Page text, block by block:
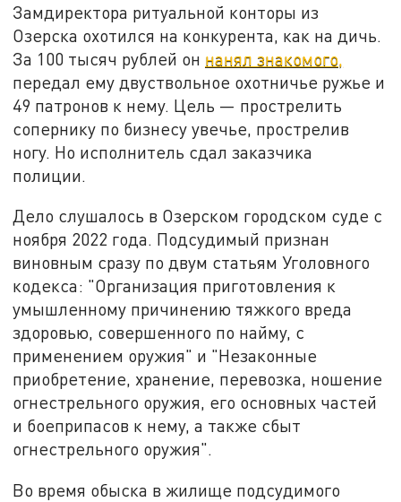
Замдиректора ритуальной конторы из
Озерска охотился на конкурента, как на дичь.
За 100 тысяч рублей он нанял знакомого,
передал ему двуствольное охотничье ружье и
49 патронов к нему. Цель — прострелить
сопернику по бизнесу увечье, прострелив
ногу. Но исполнитель сдал заказчика
полиции.
Дело слушалось в Озерском городском суде с
ноября 2022 года. Подсудимый признан
виновным сразу по двум статьям Уголовного
кодекса: "Организация приготовления к
умышленному причинению тяжкого вреда
здоровью, совершенного по найму, с
применением оружия" и "Незаконные
приобретение, хранение, перевозка, ношение
огнестрельного оружия, его основных частей
и боеприпасов к нему, а также сбыт
огнестрельного оружия".
Во время обыска в жилище подсудимого